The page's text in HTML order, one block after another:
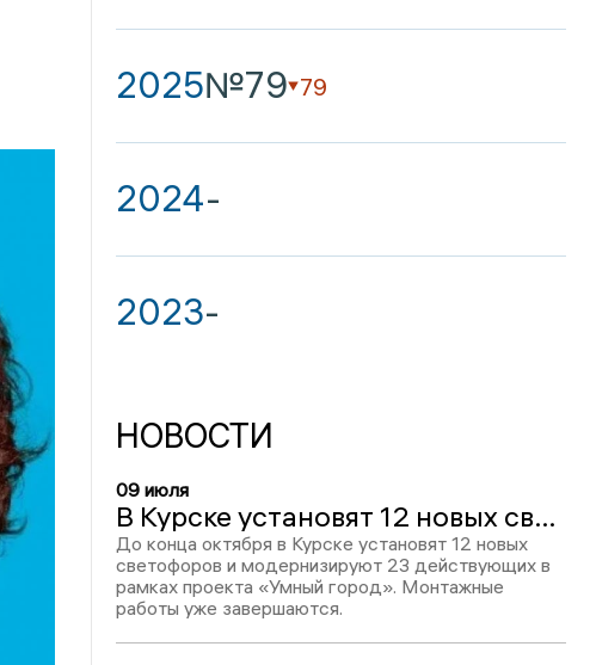
2025№79 79
2024-
2023-
НОВОСТИ
09 июля
В Курске установят 12 новых светофоров и модернизируют еще 23
До конца октября в Курске установят 12 новых
светофоров и модернизируют 23 действующих в
рамках проекта «Умный город». Монтажные
работы уже завершаются.